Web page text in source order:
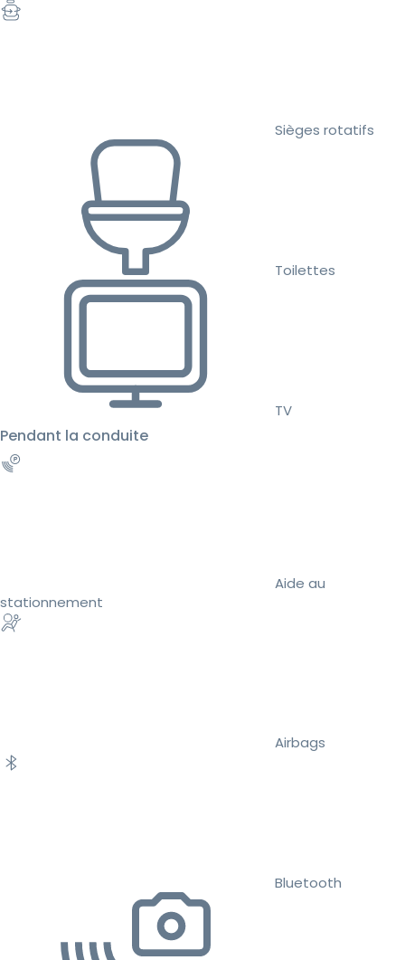
Sièges rotatifs
Toilettes
TV
Pendant la conduite
Aide au
stationnement
Airbags
Bluetooth